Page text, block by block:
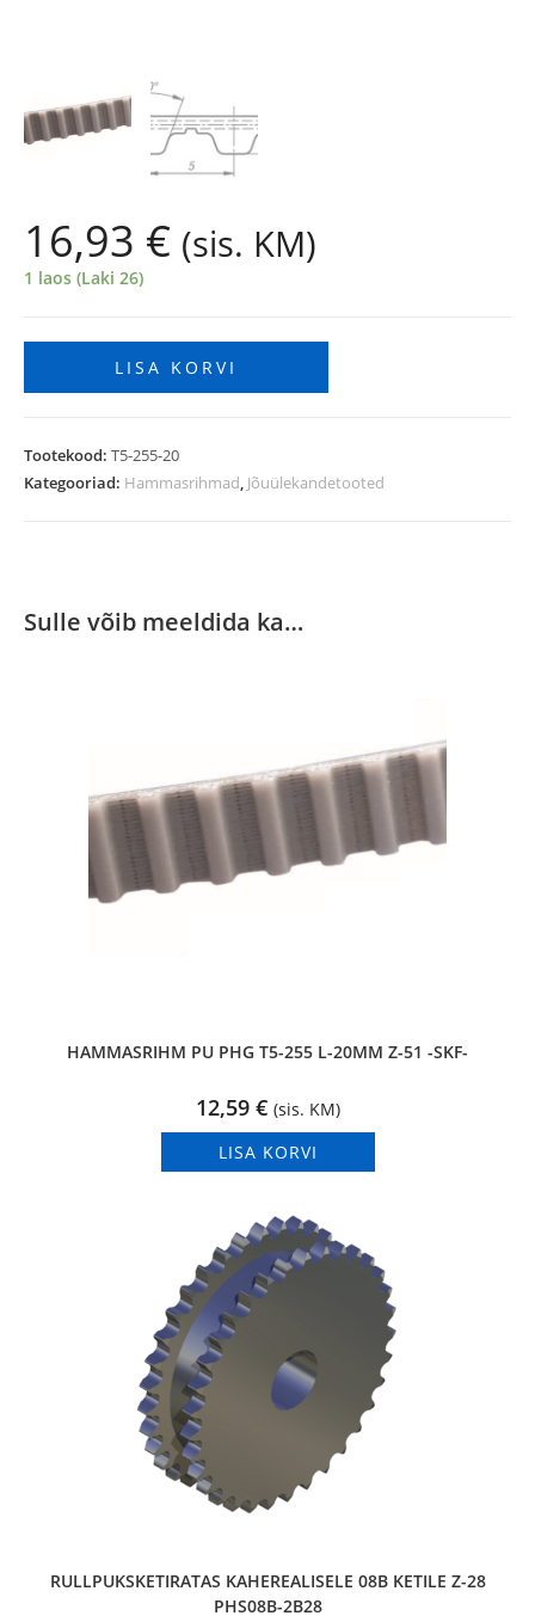
16,93 € (sis. KM)
1 laos (Laki 26)
LISA KORVI
Tootekood: T5-255-20
Kategooriad: Hammasrihmad Jõuülekandetooted
Sulle võib meeldida ka…
HAMMASRIHM PU PHG T5-255 L-20MM Z-51 -SKF-
12,59 € (sis. KM)
LISA KORVI
RULLPUKSKETIRATAS KAHEREALISELE 08B KETILE Z-28
PHS08B-2B28